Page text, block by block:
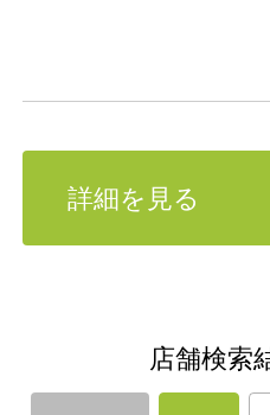
詳細を見る
店舗検索